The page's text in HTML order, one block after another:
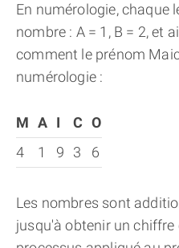
En numérologie, chaque
nombre : A = 1, B = 2, et
comment le prénom
numérologie :
M A I C O
4
1 9 3 6
Les nombres sont
jusqu'à obtenir un chiffre